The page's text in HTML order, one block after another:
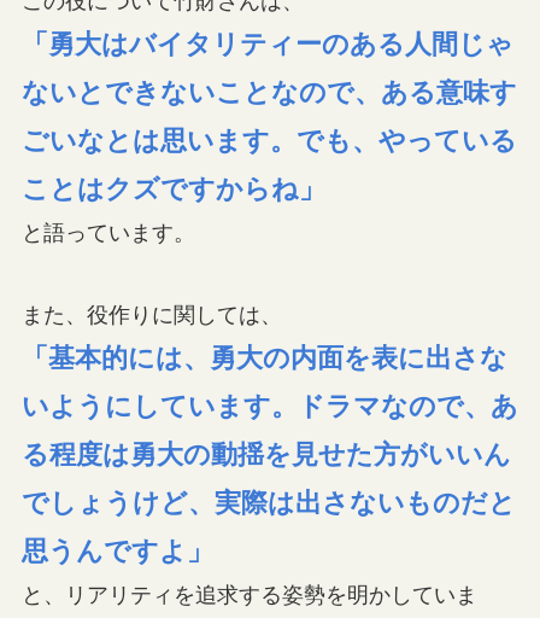
「勇大はバイタリティーのある人間じゃ
ないとできないことなので、ある意味す
ごいなとは思います。でも、やっている
ことはクズですからね」
と語っています。
また、役作りに関しては、
「基本的には、勇大の内面を表に出さな
いようにしています。ドラマなので、あ
る程度は勇大の動揺を見せた方がいいん
でしょうけど、実際は出さないものだと
思うんですよ」
と、リアリティを追求する姿勢を明かしていま